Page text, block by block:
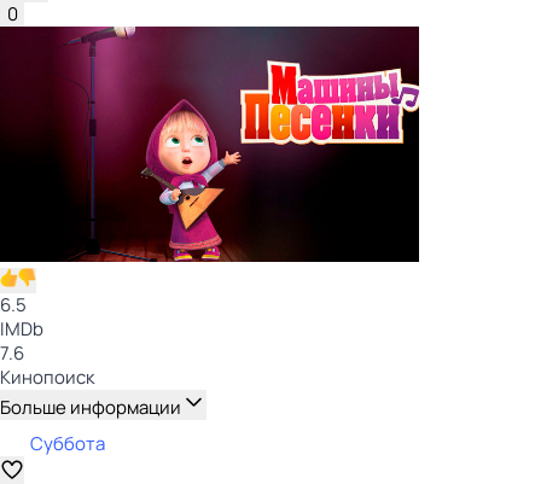
0
6.5
IMDb
7.6
Кинопоиск
Больше информации
Суббота